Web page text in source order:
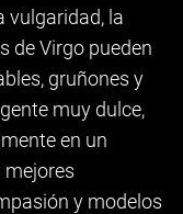
vulgaridad, la
de Virgo pueden
gruñones y
muy dulce,
en un
mejores
y modelos